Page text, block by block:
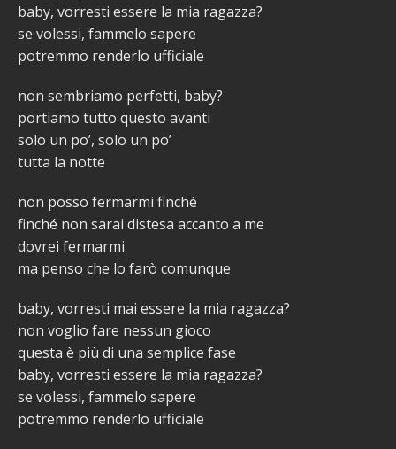
baby, vorresti essere la mia ragazza?
se volessi, fammelo sapere
potremmo renderlo ufficiale
non sembriamo perfetti, baby?
portiamo tutto questo avanti
solo un po’, solo un po’
tutta la notte
non posso fermarmi finché
finché non sarai distesa accanto a me
dovrei fermarmi
ma penso che lo farò comunque
baby, vorresti mai essere la mia ragazza?
non voglio fare nessun gioco
questa è più di una semplice fase
baby, vorresti essere la mia ragazza?
se volessi, fammelo sapere
potremmo renderlo ufficiale